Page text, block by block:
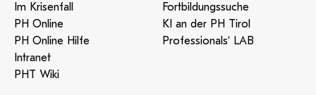
Im Krisenfall
PH Online
PH Online Hilfe
Intranet
PHT Wiki
Fortbildungssuche
KI an der PH Tirol
Professionals‘ LAB